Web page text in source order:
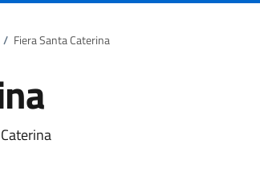
/ Fiera Santa Caterina